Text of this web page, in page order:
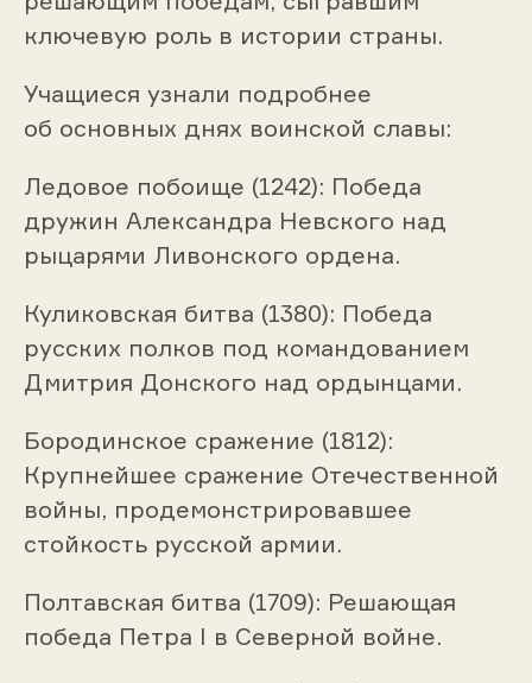
ключевую роль в истории страны.
Учащиеся узнали подробнее
об основных днях воинской славы:
Ледовое побоище (1242): Победа
дружин Александра Невского над
рыцарями Ливонского ордена.
Куликовская битва (1380): Победа
русских полков под командованием
Дмитрия Донского над ордынцами.
Бородинское сражение (1812):
Крупнейшее сражение Отечественной
войны, продемонстрировавшее
стойкость русской армии.
Полтавская битва (1709): Решающая
победа Петра I в Северной войне.